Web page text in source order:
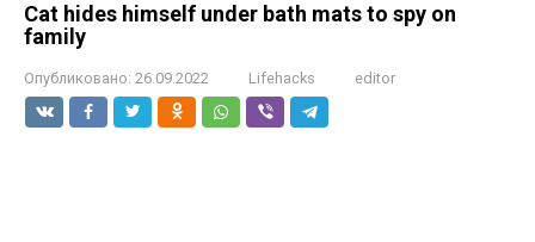
Cat hides himself under bath mats to spy on
family
Опубликовано: 26.09.2022 Lifehacks editor